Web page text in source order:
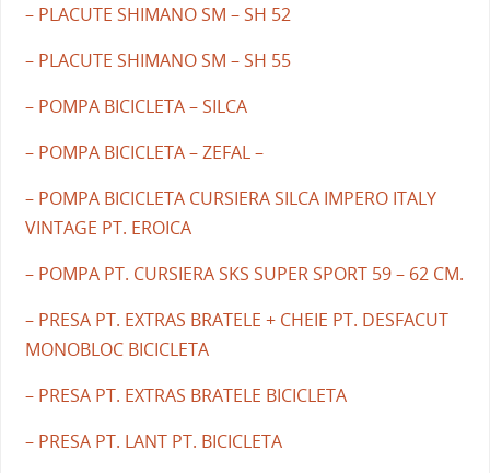
– PLACUTE SHIMANO SM – SH 52
– PLACUTE SHIMANO SM – SH 55
– POMPA BICICLETA – SILCA
– POMPA BICICLETA – ZEFAL –
– POMPA BICICLETA CURSIERA SILCA IMPERO ITALY
VINTAGE PT. EROICA
– POMPA PT. CURSIERA SKS SUPER SPORT 59 – 62 CM.
– PRESA PT. EXTRAS BRATELE + CHEIE PT. DESFACUT
MONOBLOC BICICLETA
– PRESA PT. EXTRAS BRATELE BICICLETA
– PRESA PT. LANT PT. BICICLETA